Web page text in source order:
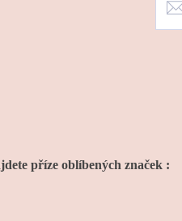
příze oblíbených značek :